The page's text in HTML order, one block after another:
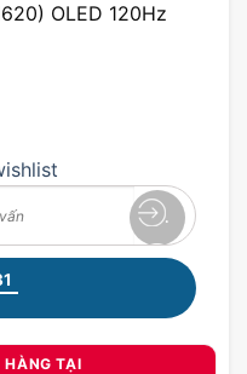
OLED 120Hz
HÀNG TẠI